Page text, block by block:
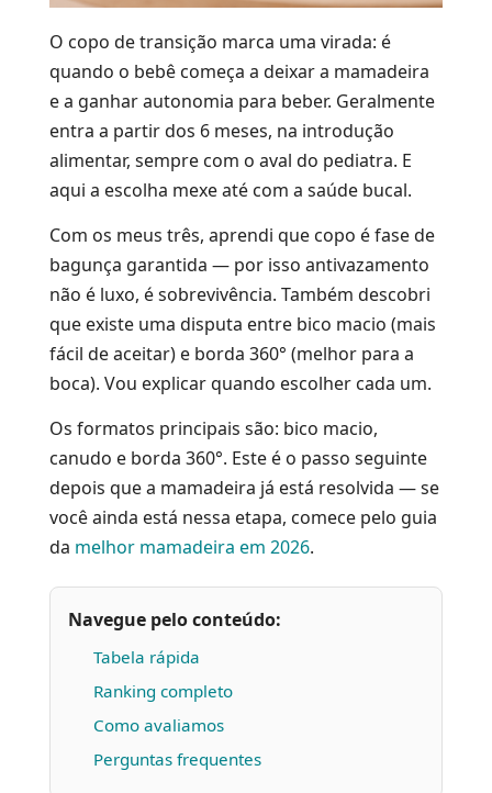
O copo de transição marca uma virada: é
quando o bebê começa a deixar a mamadeira
e a ganhar autonomia para beber. Geralmente
entra a partir dos 6 meses, na introdução
alimentar, sempre com o aval do pediatra. E
aqui a escolha mexe até com a saúde bucal.
Com os meus três, aprendi que copo é fase de
bagunça garantida — por isso antivazamento
não é luxo, é sobrevivência. Também descobri
que existe uma disputa entre bico macio (mais
fácil de aceitar) e borda 360° (melhor para a
boca). Vou explicar quando escolher cada um.
Os formatos principais são: bico macio,
canudo e borda 360°. Este é o passo seguinte
depois que a mamadeira já está resolvida — se
você ainda está nessa etapa, comece pelo guia
da melhor mamadeira em 2026.
Navegue pelo conteúdo:
Tabela rápida
Ranking completo
Como avaliamos
Perguntas frequentes